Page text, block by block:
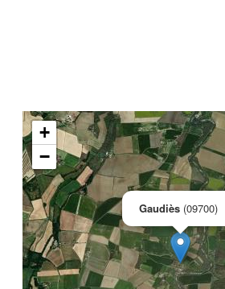
Gaudiès (09700)
+
−